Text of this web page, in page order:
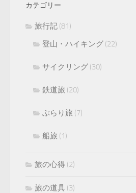
カテゴリー
旅行記 (81)
登山・ハイキング (22)
サイクリング (30)
鉄道旅 (20)
ぶらり旅 (7)
船旅 (1)
旅の心得 (2)
旅の道具 (3)